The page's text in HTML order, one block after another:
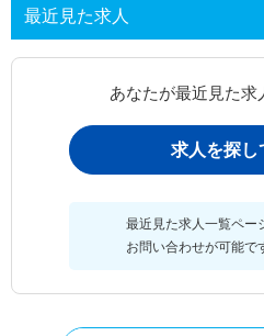
最近見た求人
あなたが最近見た求
求人を探し
最近見た求人一覧ペー
お問い合わせが可能で